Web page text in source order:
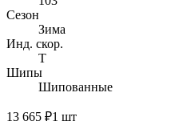
Сезон
Зима
Инд. скор.
T
Шипы
Шипованные
13 665 ₽1 шт